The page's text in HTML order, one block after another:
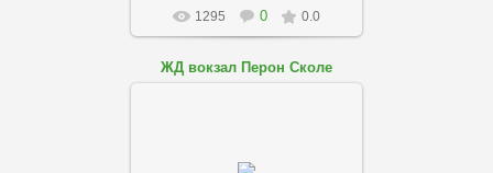
1295 0 0.0
ЖД вокзал Перон Сколе